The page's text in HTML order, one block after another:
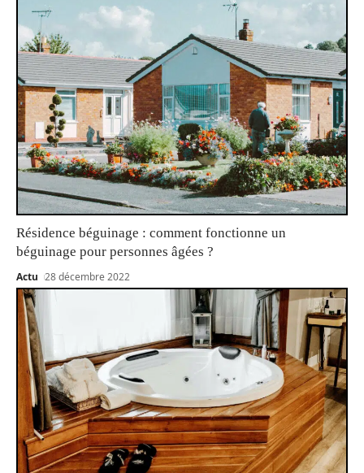
Résidence béguinage : comment fonctionne un
béguinage pour personnes âgées ?
Actu 28 décembre 2022